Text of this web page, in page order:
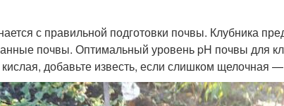
с правильной подготовки почвы. Клубника
почвы. Оптимальный уровень pH почвы для
добавьте известь, если слишком щелочная